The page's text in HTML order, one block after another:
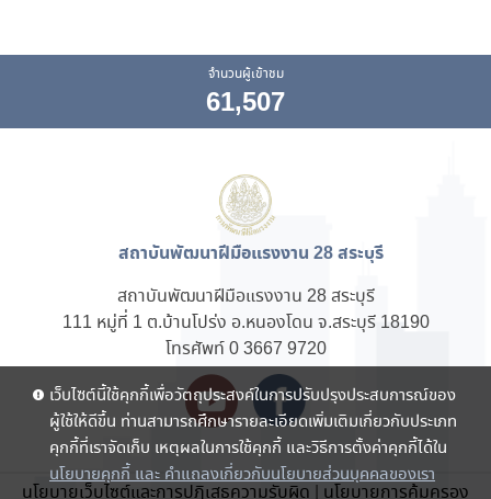
จำนวนผู้เข้าชม
61,507
สถาบันพัฒนาฝีมือแรงงาน 28 สระบุรี
สถาบันพัฒนาฝีมือแรงงาน 28 สระบุรี
111 หมู่ที่ 1 ต.บ้านโปร่ง อ.หนองโดน จ.สระบุรี 18190
โทรศัพท์ 0 3667 9720
นโยบายเว็บไซต์และการปฏิเสธความรับผิด | นโยบายการคุ้มครอง
เว็บไซต์นี้ใช้คุกกี้เพื่อวัตถุประสงค์ในการปรับปรุงประสบการณ์ของ
ผู้ใช้ให้ดีขึ้น ท่านสามารถศึกษารายละเอียดเพิ่มเติมเกี่ยวกับประเภท
คุกกี้ที่เราจัดเก็บ เหตุผลในการใช้คุกกี้ และวิธีการตั้งค่าคุกกี้ได้ใน
นโยบายคุกกี้ และ คำแถลงเกี่ยวกับนโยบายส่วนบุคคลของเรา